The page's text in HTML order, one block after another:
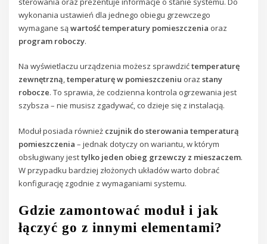
wykonania ustawień dla jednego obiegu grzewczego
wymagane sąwartość temperatury pomieszczenia oraz
program roboczy.
Na wyświetlaczu urządzenia możesz sprawdzićtemperaturę
zewnętrzną,temperaturę w pomieszczeniu orazstany
robocze. To sprawia, że codzienna kontrola ogrzewania jest
szybsza – nie musisz zgadywać, co dzieje się z instalacją.
Moduł posiada również czujnik do sterowania temperaturą
pomieszczenia – jednak dotyczy on wariantu, w którym
obsługiwany jesttylko jeden obieg grzewczy z mieszaczem.
W przypadku bardziej złożonych układów warto dobrać
konfigurację zgodnie z wymaganiami systemu.
Gdzie zamontować moduł i jak
łączyć go z innymi elementami?